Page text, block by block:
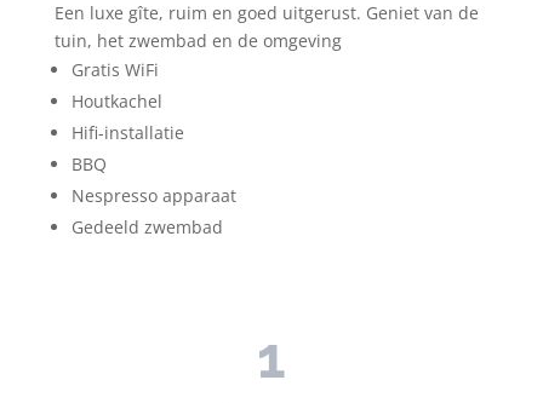
Een luxe gîte, ruim en goed uitgerust. Geniet van de
tuin, het zwembad en de omgeving
Gratis WiFi
Houtkachel
Hifi-installatie
BBQ
Nespresso apparaat
Gedeeld zwembad
1